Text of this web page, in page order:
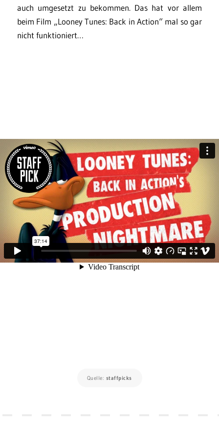
auch umgesetzt zu bekommen. Das hat vor allem
beim Film „Looney Tunes: Back in Action“ mal so gar
nicht funktioniert…
Quelle: staffpicks